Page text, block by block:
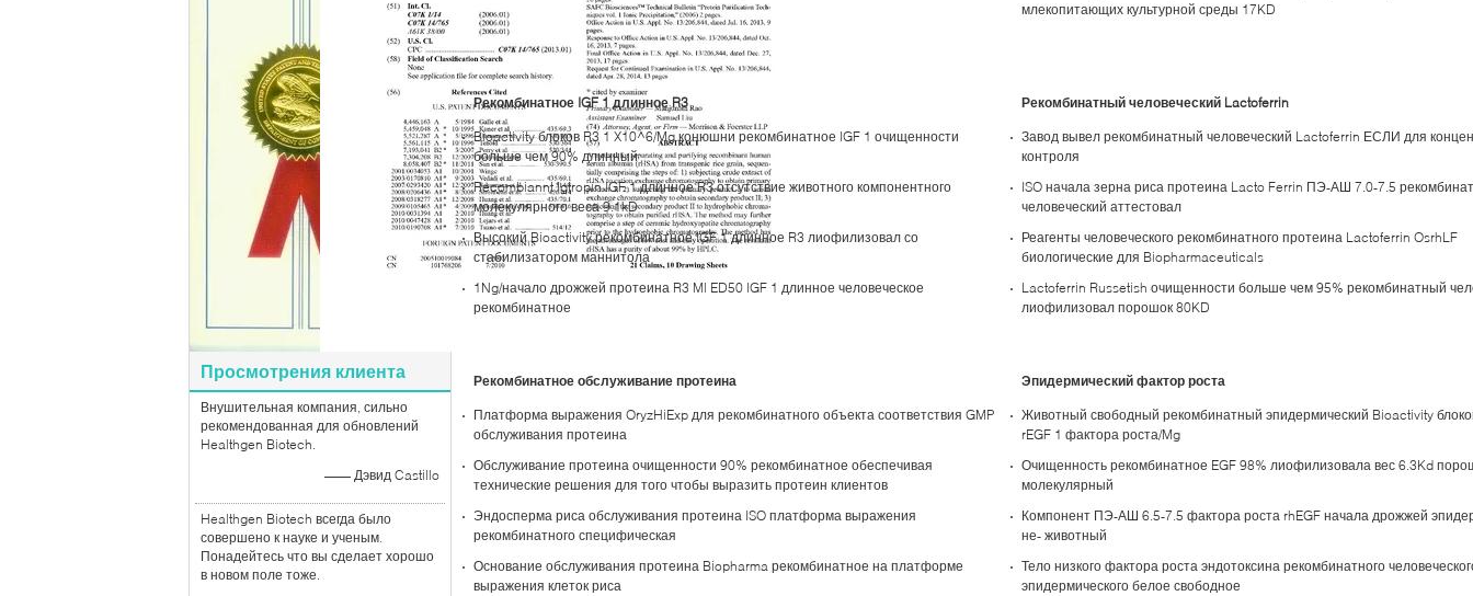
Просмотрения клиента
Внушительная компания, сильно
рекомендованная для обновлений
Healthgen Biotech.
—— Дэвид Castillo
Healthgen Biotech всегда было
совершено к науке и ученым.
Понадейтесь что вы сделает хорошо
в новом поле тоже.
млекопитающих культурной среды 17KD
Рекомбинатное IGF 1 длинное R3
Bioactivity блоков R3 1 X10^6/Mg конюшни рекомбинатное IGF 1 очищенности
больше чем 90% длинный
Recombiannt Igtropin IGF 1 длинное R3 отсутствие животного компонентного
молекулярного веса 9.1kD
Высокий Bioactivity рекомбинатное IGF 1 длинное R3 лиофилизовал со
стабилизатором маннитола
1Ng/начало дрожжей протеина R3 Ml ED50 IGF 1 длинное человеческое
рекомбинатное
Рекомбинатный человеческий Lactoferrin
Завод вывел рекомбинатный человеческий Lactoferrin ЕСЛИ для
контроля
ISO начала зерна риса протеина Lacto Ferrin ПЭ-АШ 7.0-7.5
человеческий аттестовал
Реагенты человеческого рекомбинатного протеина Lactoferrin OsrhLF
биологические для Biopharmaceuticals
Lactoferrin Russetish очищенности больше чем 95% рекомбинатный
лиофилизовал порошок 80KD
Рекомбинатное обслуживание протеина
Платформа выражения OryzHiExp для рекомбинатного объекта соответствия GMP
обслуживания протеина
Обслуживание протеина очищенности 90% рекомбинатное обеспечивая
технические решения для того чтобы выразить протеин клиентов
Эндосперма риса обслуживания протеина ISO платформа выражения
рекомбинатного специфическая
Основание обслуживания протеина Biopharma рекомбинатное на платформе
выражения клеток риса
Эпидермический фактор роста
Животный свободный рекомбинатный эпидермический Bioactivity
rEGF 1 фактора роста/Mg
Очищенность рекомбинатное EGF 98% лиофилизовала вес 6.3Kd
молекулярный
Компонент ПЭ-АШ 6.5-7.5 фактора роста rhEGF начала дрожжей
не- животный
Тело низкого фактора роста эндотоксина рекомбинатного
эпидермического белое свободное